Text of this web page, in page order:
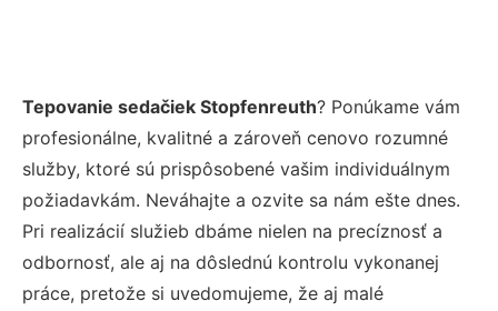
Tepovanie sedačiek Stopfenreuth? Ponúkame vám
profesionálne, kvalitné a zároveň cenovo rozumné
služby, ktoré sú prispôsobené vašim individuálnym
požiadavkám. Neváhajte a ozvite sa nám ešte dnes.
Pri realizácií služieb dbáme nielen na precíznosť a
odbornosť, ale aj na dôslednú kontrolu vykonanej
práce, pretože si uvedomujeme, že aj malé